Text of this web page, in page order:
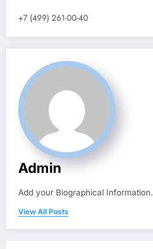
+7 (499) 261-00-40
Admin
Add your Biographical Information.
View All Posts